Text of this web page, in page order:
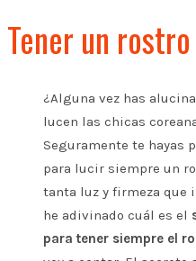
Tener un
¿Alguna vez has
lucen las chicas
Seguramente te hayas
para lucir siempre un
tanta luz y firmeza que
he adivinado cuál es el
para tener siempre el